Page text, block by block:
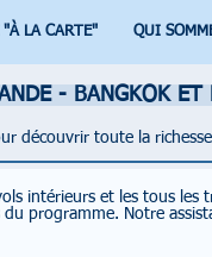
"À LA CARTE" QUI
- BANGKOK ET
découvrir toute la
intérieurs et les tous les
du programme. Notre